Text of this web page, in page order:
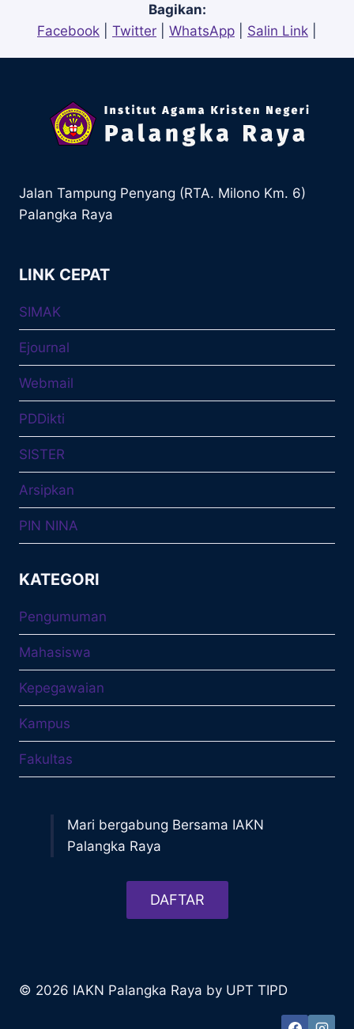
Bagikan:
Facebook
Twitter WhatsApp Salin Link
Jalan Tampung Penyang (RTA. Milono Km. 6)
Palangka Raya
LINK CEPAT
SIMAK
Ejournal
Webmail
PDDikti
SISTER
Arsipkan
PIN NINA
KATEGORI
Pengumuman
Mahasiswa
Kepegawaian
Kampus
Fakultas
Mari bergabung Bersama IAKN
Palangka Raya
DAFTAR
© 2026 IAKN Palangka Raya by UPT TIPD